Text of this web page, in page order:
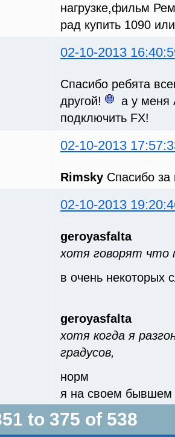
нагрузке,фильм
рад купить 1090
02-10-2013
Спасибо ребята
другой!
а у меня
подключить FX!
02-10-2013
Rimsky Спасибо за
02-10-2013
geroyasfalta
хотя говорят что
в очень некоторых
geroyasfalta
хотя когда я
градусов,
норм
я на своем бывшем
to 375 of 538